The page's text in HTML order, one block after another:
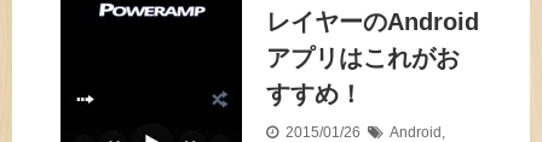
レイヤーのAndroid
アプリはこれがお
すすめ！
2015/01/26 Android ,